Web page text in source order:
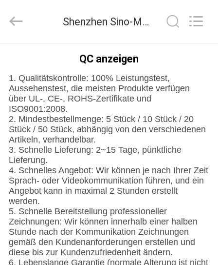
PRODUKTE
VIDEOS
ÜBER
UNS
WERKSBESICHTIGUNG
QUALITÄTSKONTROLLE
Ltd..
Shenzhen Sino-Media Technology Co., Ltd. Qualitätskontrolle
QC anzeigen
1. Qualitätskontrolle: 100% Leistungstest,
Aussehenstest, die meisten Produkte verfügen
über UL-, CE-, ROHS-Zertifikate und
ISO9001:2008.
2. Mindestbestellmenge: 5 Stück / 10 Stück / 20
Stück / 50 Stück, abhängig von den verschiedenen
Artikeln, verhandelbar.
3. Schnelle Lieferung: 2~15 Tage, pünktliche
Lieferung.
4. Schnelles Angebot: Wir können je nach Ihrer Zeit
Sprach- oder Videokommunikation führen, und ein
Angebot kann in maximal 2 Stunden erstellt
werden.
5. Schnelle Bereitstellung professioneller
Zeichnungen: Wir können innerhalb einer halben
Stunde nach der Kommunikation Zeichnungen
gemäß den Kundenanforderungen erstellen und
diese bis zur Kundenzufriedenheit ändern.
6. Lebenslange Garantie (normale Alterung ist nicht